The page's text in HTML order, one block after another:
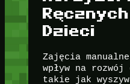
Dzieci
Zajęcia
wpływ na
takie jak